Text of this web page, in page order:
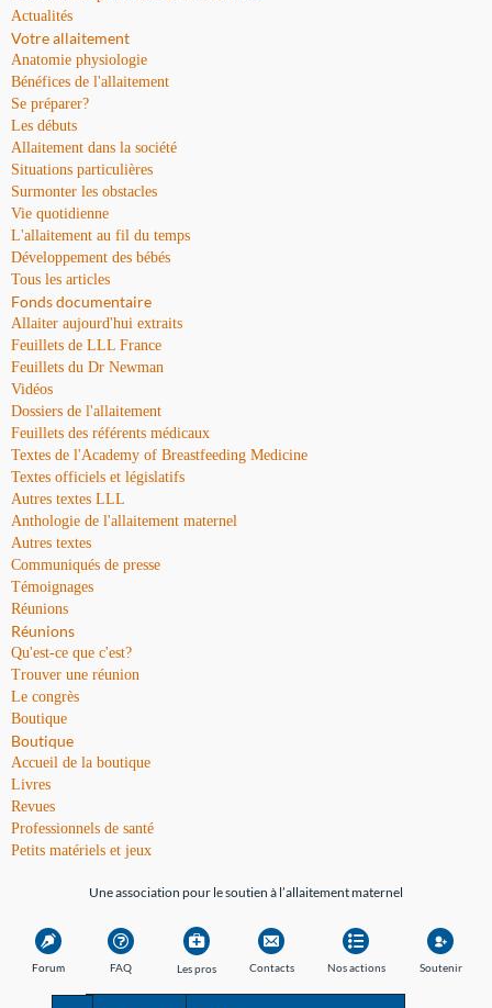
Actualités
Votre allaitement
Anatomie physiologie
Bénéfices de l'allaitement
Se préparer?
Les débuts
Allaitement dans la société
Situations particulières
Surmonter les obstacles
Vie quotidienne
L'allaitement au fil du temps
Développement des bébés
Tous les articles
Fonds documentaire
Allaiter aujourd'hui extraits
Feuillets de LLL France
Feuillets du Dr Newman
Vidéos
Dossiers de l'allaitement
Feuillets des référents médicaux
Textes de l'Academy of Breastfeeding Medicine
Textes officiels et législatifs
Autres textes LLL
Anthologie de l'allaitement maternel
Autres textes
Communiqués de presse
Témoignages
Réunions
Réunions
Qu'est-ce que c'est?
Trouver une réunion
Le congrès
Boutique
Boutique
Accueil de la boutique
Livres
Revues
Professionnels de santé
Petits matériels et jeux
Une association pour le soutien à l’allaitement maternel
Forum FAQ Les pros Contacts Nos actions Soutenir